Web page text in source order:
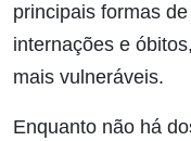
principais formas
internações e
mais vulneráveis.
Enquanto não há